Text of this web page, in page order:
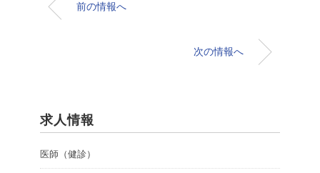
前の情報へ
次の情報へ
求人情報
医師（健診）